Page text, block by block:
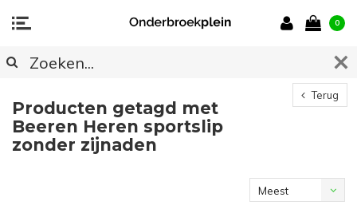
0
Terug
Producten getagd met
Beeren Heren sportslip
zonder zijnaden
Meest